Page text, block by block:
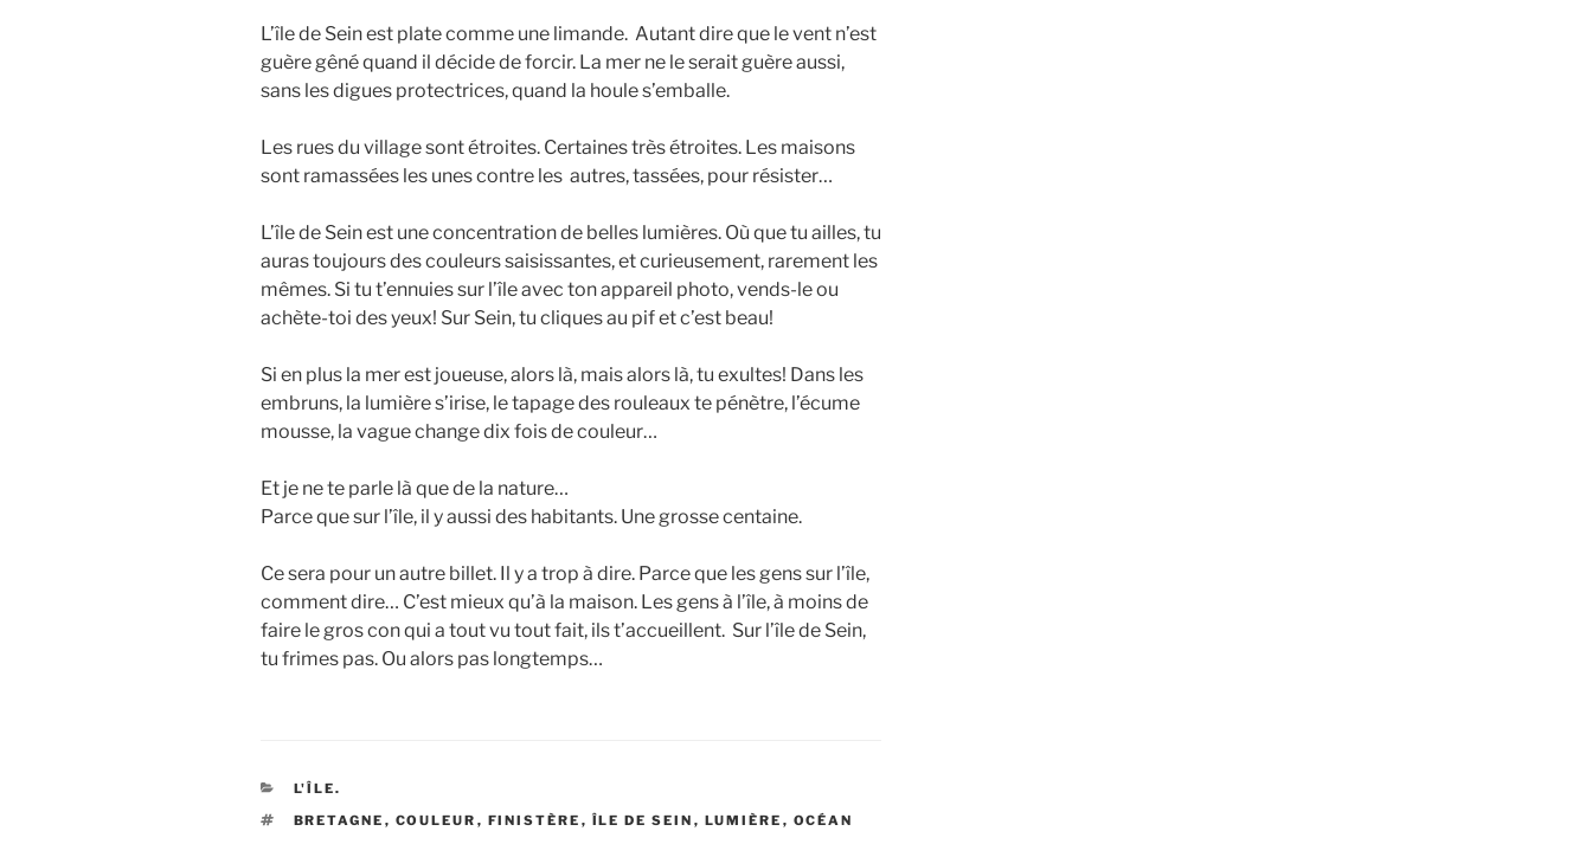
L’île de Sein est plate comme une limande. Autant dire que le vent n’est
guère gêné quand il décide de forcir. La mer ne le serait guère aussi,
sans les digues protectrices, quand la houle s’emballe.
Les rues du village sont étroites. Certaines très étroites. Les maisons
sont ramassées les unes contre les autres, tassées, pour résister…
L’île de Sein est une concentration de belles lumières. Où que tu ailles, tu
auras toujours des couleurs saisissantes, et curieusement, rarement les
mêmes. Si tu t’ennuies sur l’île avec ton appareil photo, vends-le ou
achète-toi des yeux! Sur Sein, tu cliques au pif et c’est beau!
Si en plus la mer est joueuse, alors là, mais alors là, tu exultes! Dans les
embruns, la lumière s’irise, le tapage des rouleaux te pénètre, l’écume
mousse, la vague change dix fois de couleur…
Et je ne te parle là que de la nature…
Parce que sur l’île, il y aussi des habitants. Une grosse centaine.
Ce sera pour un autre billet. Il y a trop à dire. Parce que les gens sur l’île,
comment dire… C’est mieux qu’à la maison. Les gens à l’île, à moins de
faire le gros con qui a tout vu tout fait, ils t’accueillent. Sur l’île de Sein,
tu frimes pas. Ou alors pas longtemps…
CATÉGORIES
L'ÎLE.
ÉTIQUETTES
BRETAGNE , COULEUR , FINISTÈRE , ÎLE DE SEIN , LUMIÈRE , OCÉAN